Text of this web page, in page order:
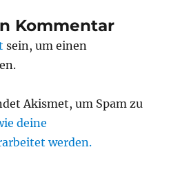
Kommentar
sein, um einen
Akismet, um Spam zu
deine
werden.